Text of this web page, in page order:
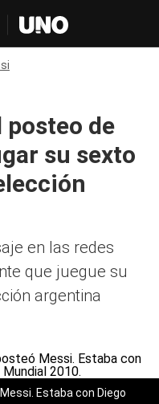
posteo de
su sexto
en las redes
que juegue su
argentina
Estaba con Diego